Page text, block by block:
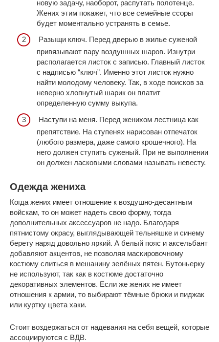
новую задачу, наоборот, распутать полотенце.
Жених этим покажет, что все семейные ссоры
будет моментально устранять в семье.
Разыщи ключ. Перед дверью в жилье суженой
привязывают пару воздушных шаров. Изнутри
располагается листок с записью. Главный листок
с надписью “ключ”. Именно этот листок нужно
найти молодому человеку. Так, в ходе поисков за
неверно хлопнутый шарик он платит
определенную сумму выкупа.
Наступи на меня. Перед женихом лестница как
препятствие. На ступенях нарисован отпечаток
(любого размера, даже самого крошечного). На
него должен ступить суженый. При не выполнении
он должен ласковыми словами называть невесту.
Одежда жениха
Когда жених имеет отношение к воздушно-десантным
войскам, то он может надеть свою форму, тогда
дополнительных аксессуаров не надо. Благодаря
пятнистому окрасу, выглядывающей тельняшке и синему
берету наряд довольно яркий. А белый пояс и аксельбант
добавляют акцентов, не позволяя маскировочному
костюму слиться в мешанину зелёных пятен. Бутоньерку
не используют, так как в костюме достаточно
декоративных элементов. Если же жених не имеет
отношения к армии, то выбирают тёмные брюки и пиджак
или куртку цвета хаки.
Стоит воздержаться от надевания на себя вещей, которые
ассоциируются с ВДВ.